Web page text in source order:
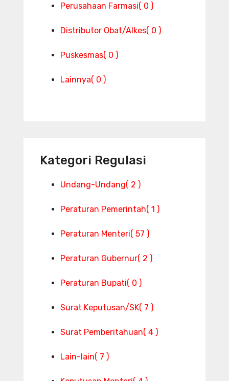
Perusahaan Farmasi( 0 )
Distributor Obat/Alkes( 0 )
Puskesmas( 0 )
Lainnya( 0 )
Kategori Regulasi
Undang-Undang( 2 )
Peraturan Pemerintah( 1 )
Peraturan Menteri( 57 )
Peraturan Gubernur( 2 )
Peraturan Bupati( 0 )
Surat Keputusan/SK( 7 )
Surat Pemberitahuan( 4 )
Lain-lain( 7 )